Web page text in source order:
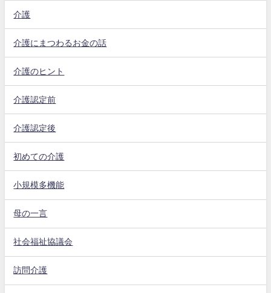
介護
介護にまつわるお金の話
介護のヒント
介護認定前
介護認定後
初めての介護
小規模多機能
母の一言
社会福祉協議会
訪問介護